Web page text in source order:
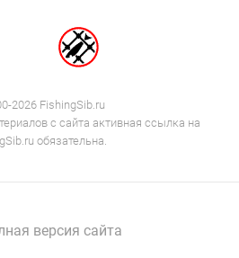
версия сайта
2026 FishingSib.ru
с сайта активная ссылка на
обязательна.